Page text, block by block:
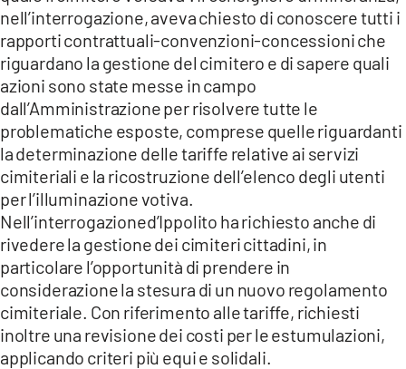
nell’interrogazione, aveva chiesto di conoscere tutti i
rapporti contrattuali-convenzioni-concessioni che
riguardano la gestione del cimitero e di sapere quali
azioni sono state messe in campo
dall’Amministrazione per risolvere tutte le
problematiche esposte, comprese quelle riguardanti
la determinazione delle tariffe relative ai servizi
cimiteriali e la ricostruzione dell’elenco degli utenti
per l’illuminazione votiva.
Nell’interrogazioned’Ippolito ha richiesto anche di
rivedere la gestione dei cimiteri cittadini, in
particolare l’opportunità di prendere in
considerazione la stesura di un nuovo regolamento
cimiteriale. Con riferimento alle tariffe, richiesti
inoltre una revisione dei costi per le estumulazioni,
applicando criteri più equi e solidali.